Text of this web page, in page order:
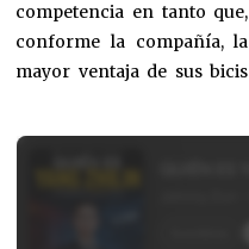
competencia en tanto que,
conforme la compañía, la
mayor ventaja de sus bicis